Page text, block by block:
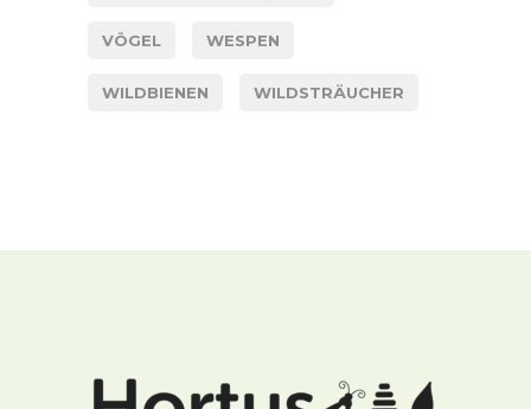
VÖGEL WESPEN
WILDBIENEN WILDSTRÄUCHER